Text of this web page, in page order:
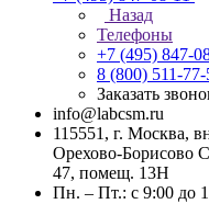
Назад
Телефоны
+7 (495) 847-
8 (800) 511-77-
Заказать
info@labcsm.ru
115551, г. Москва,
Орехово-Борисово
47, помещ. 13Н
Пн. – Пт.: с 9:00 до